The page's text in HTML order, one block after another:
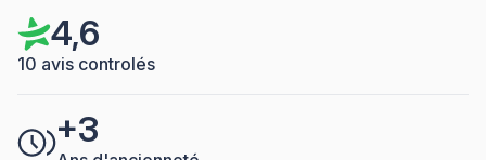
4,6
10 avis controlés
+3